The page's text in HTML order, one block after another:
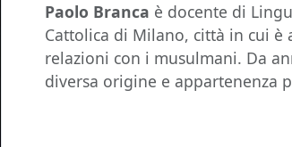
Paolo Branca è docente di
Cattolica di Milano, città in cui è
relazioni con i musulmani. Da
diversa origine e appartenenza